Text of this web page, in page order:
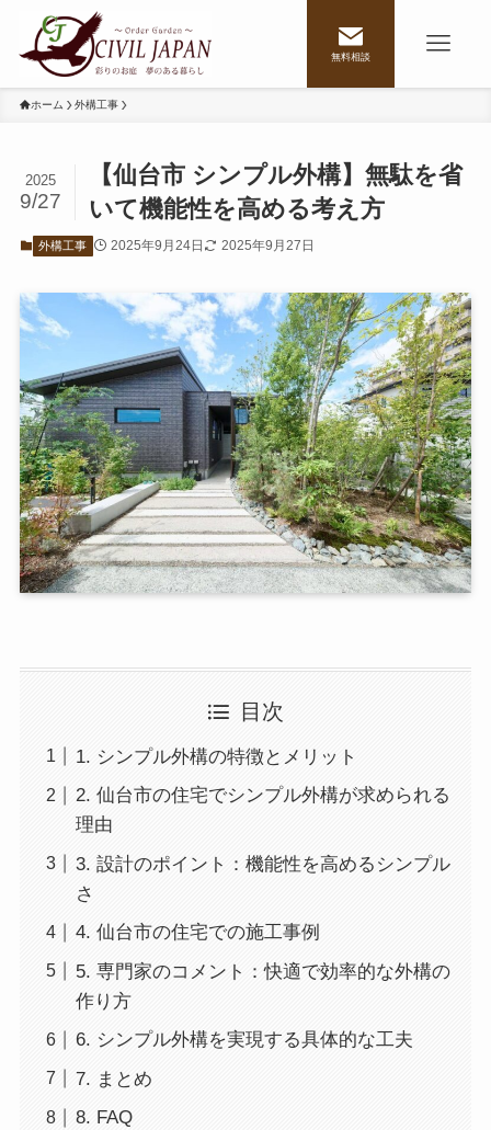
無料相談
ホーム 外構工事
【仙台市 シンプル外構】無駄を省
いて機能性を高める考え方
2025
9/27
外構工事 2025年9月24日 2025年9月27日
目次
1. シンプル外構の特徴とメリット
2. 仙台市の住宅でシンプル外構が求められる
理由
3. 設計のポイント：機能性を高めるシンプル
さ
4. 仙台市の住宅での施工事例
5. 専門家のコメント：快適で効率的な外構の
作り方
6. シンプル外構を実現する具体的な工夫
7. まとめ
8. FAQ